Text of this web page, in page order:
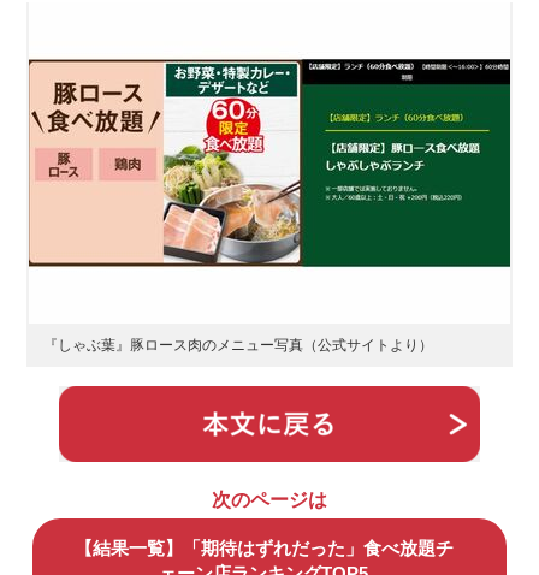
『しゃぶ葉』豚ロース肉のメニュー写真（公式サイトより）
次のページは
【結果一覧】「期待はずれだった」食べ放題チ